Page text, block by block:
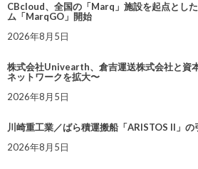
CBcloud、全国の「Marq」施設を起点とし
ム「MarqGO」開始
2026年8月5日
株式会社Univearth、倉吉運送株式会社と資
ネットワークを拡大〜
2026年8月5日
川崎重工業／ばら積運搬船「ARISTOS II」の
2026年8月5日